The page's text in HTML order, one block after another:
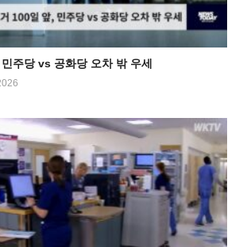
주당 vs 공화당 오차 밖 우세